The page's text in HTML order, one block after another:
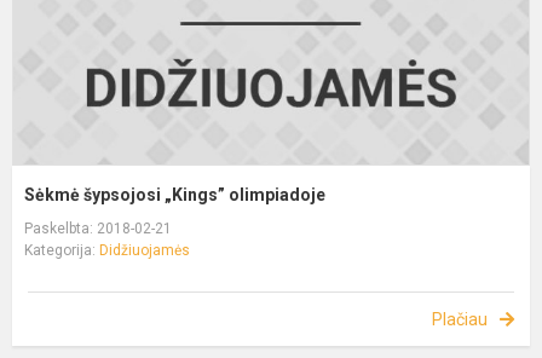
Sėkmė šypsojosi „Kings” olimpiadoje
Paskelbta: 2018-02-21
Kategorija: Didžiuojamės
Plačiau